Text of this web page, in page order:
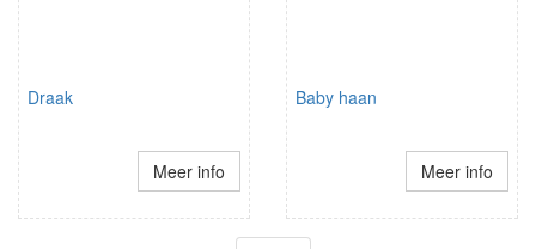
Draak
Meer info
Baby haan
Meer info